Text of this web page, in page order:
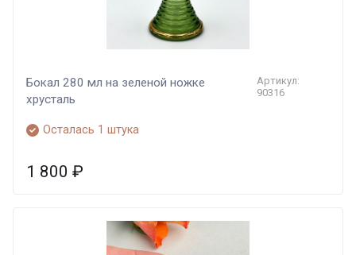
Бокал 280 мл на зеленой ножке
хрусталь
Артикул:
90316
Осталась 1 штука
1 800 ₽